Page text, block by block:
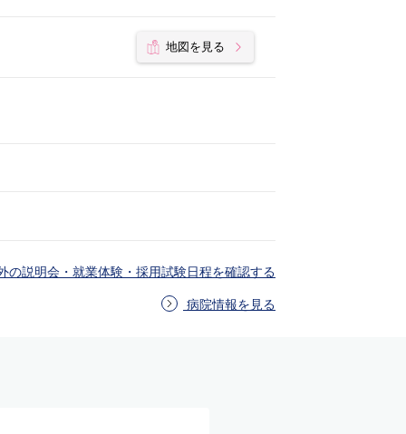
地図を見る
の説明会・就業体験・採用試験日程を確認する
病院情報を見る